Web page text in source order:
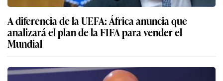
A diferencia de la UEFA: África anuncia que
analizará el plan de la FIFA para vender el
Mundial